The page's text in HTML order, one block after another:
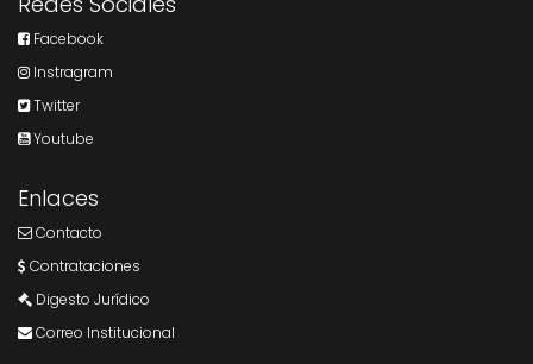
Facebook
Instragram
Twitter
Youtube
Enlaces
Contacto
Contrataciones
Digesto Jurídico
Correo Institucional